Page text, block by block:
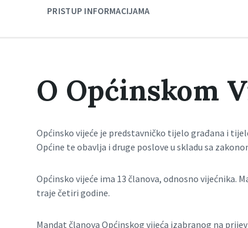
PRISTUP INFORMACIJAMA
O Općinskom
Općinsko vijeće je predstavničko tijelo građana i
Općine te obavlja i druge poslove u skladu sa
Općinsko vijeće ima 13 članova, odnosno vijećnika.
traje četiri godine.
Mandat članova Općinskog vijeća izabranog na